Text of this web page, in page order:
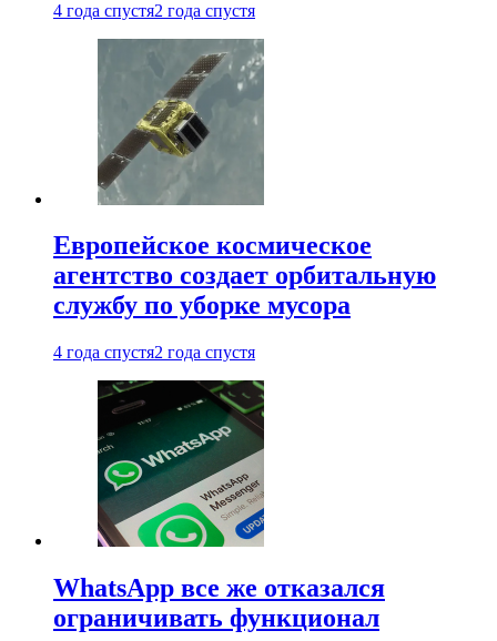
4 года спустя2 года спустя
Европейское космическое
агентство создает орбитальную
службу по уборке мусора
4 года спустя2 года спустя
WhatsApp все же отказался
ограничивать функционал